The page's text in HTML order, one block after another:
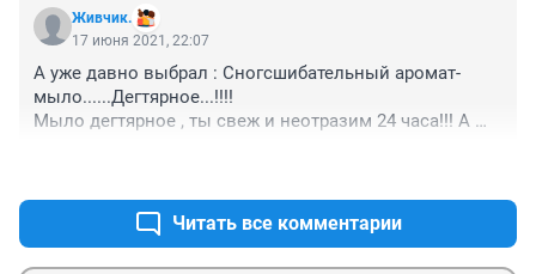
Живчик.
17 июня 2021, 22:07
А уже давно выбрал : Сногсшибательный аромат-
мыло......Дегтярное...!!!!
Мыло дегтярное , ты свеж и неотразим 24 часа!!! А
Читать все комментарии